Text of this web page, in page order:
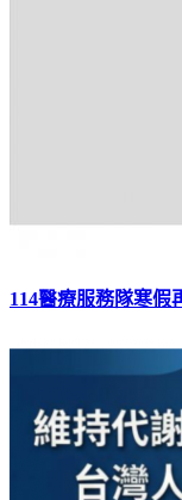
114醫療服務隊寒假